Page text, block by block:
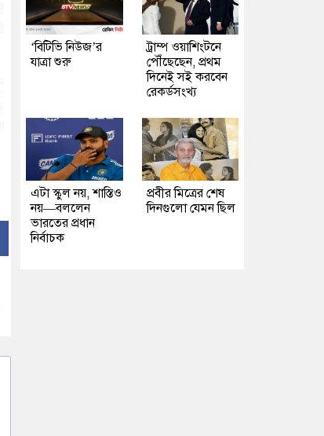
‘বিটিভি নিউজ’র
যাত্রা শুরু
ট্রাম্প ওয়াশিংটনে
পৌঁছেছেন, প্রথম
দিনেই সই করবেন
রেকর্ডসংখ্য
এটা স্কুল নয়, শাস্তিও
নয়—বললেন
ভারতের প্রধান
নির্বাচক
প্রবীর মিত্রের শেষ
দিনগুলো যেমন ছিল